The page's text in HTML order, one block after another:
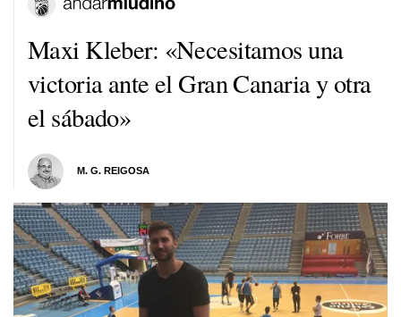
Maxi Kleber: «Necesitamos una
victoria ante el Gran Canaria y otra
el sábado»
M. G. REIGOSA